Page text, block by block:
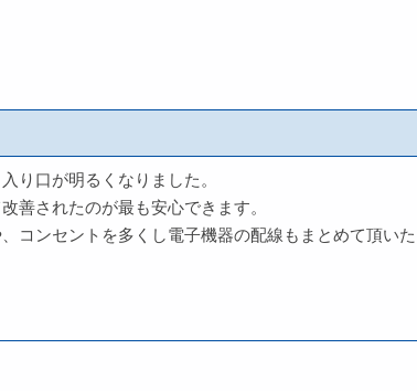
り口が明るくなりました。
善されたのが最も安心できます。
コンセントを多くし電子機器の配線もまとめて頂いた